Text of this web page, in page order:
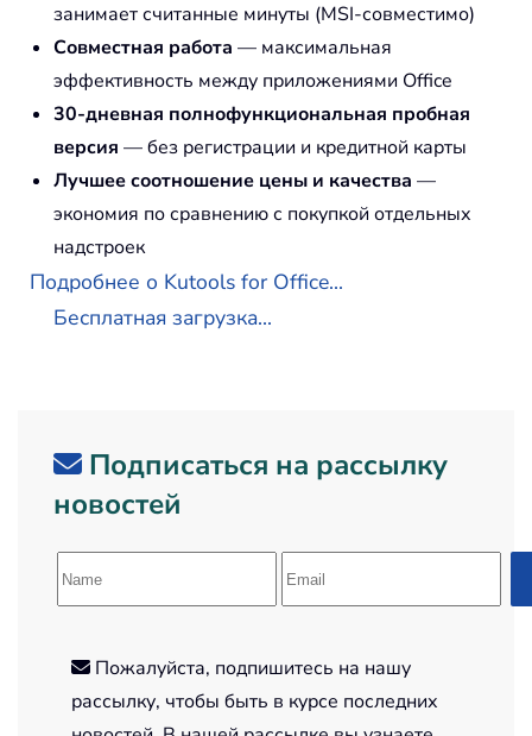
занимает считанные минуты (MSI-совместимо)
Совместная работа — максимальная
эффективность между приложениями Office
30-дневная полнофункциональная пробная
версия — без регистрации и кредитной карты
Лучшее соотношение цены и качества —
экономия по сравнению с покупкой отдельных
надстроек
Подробнее о Kutools for Office...
Бесплатная загрузка...
Подписаться на рассылку
новостей
Пожалуйста, подпишитесь на нашу
рассылку, чтобы быть в курсе последних